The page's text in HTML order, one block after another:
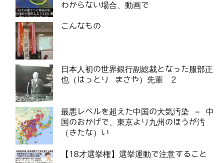
わからない場合、動画で
こんなもの
日本人初の世界銀行副総裁となった服部正
也（はっとり まさや）先輩 2
最悪レベルを超えた中国の大気汚染 – 中
国のおかげで、東京より九州のほうが汚
（きたな）い
【18才選挙権】選挙運動で注意すること